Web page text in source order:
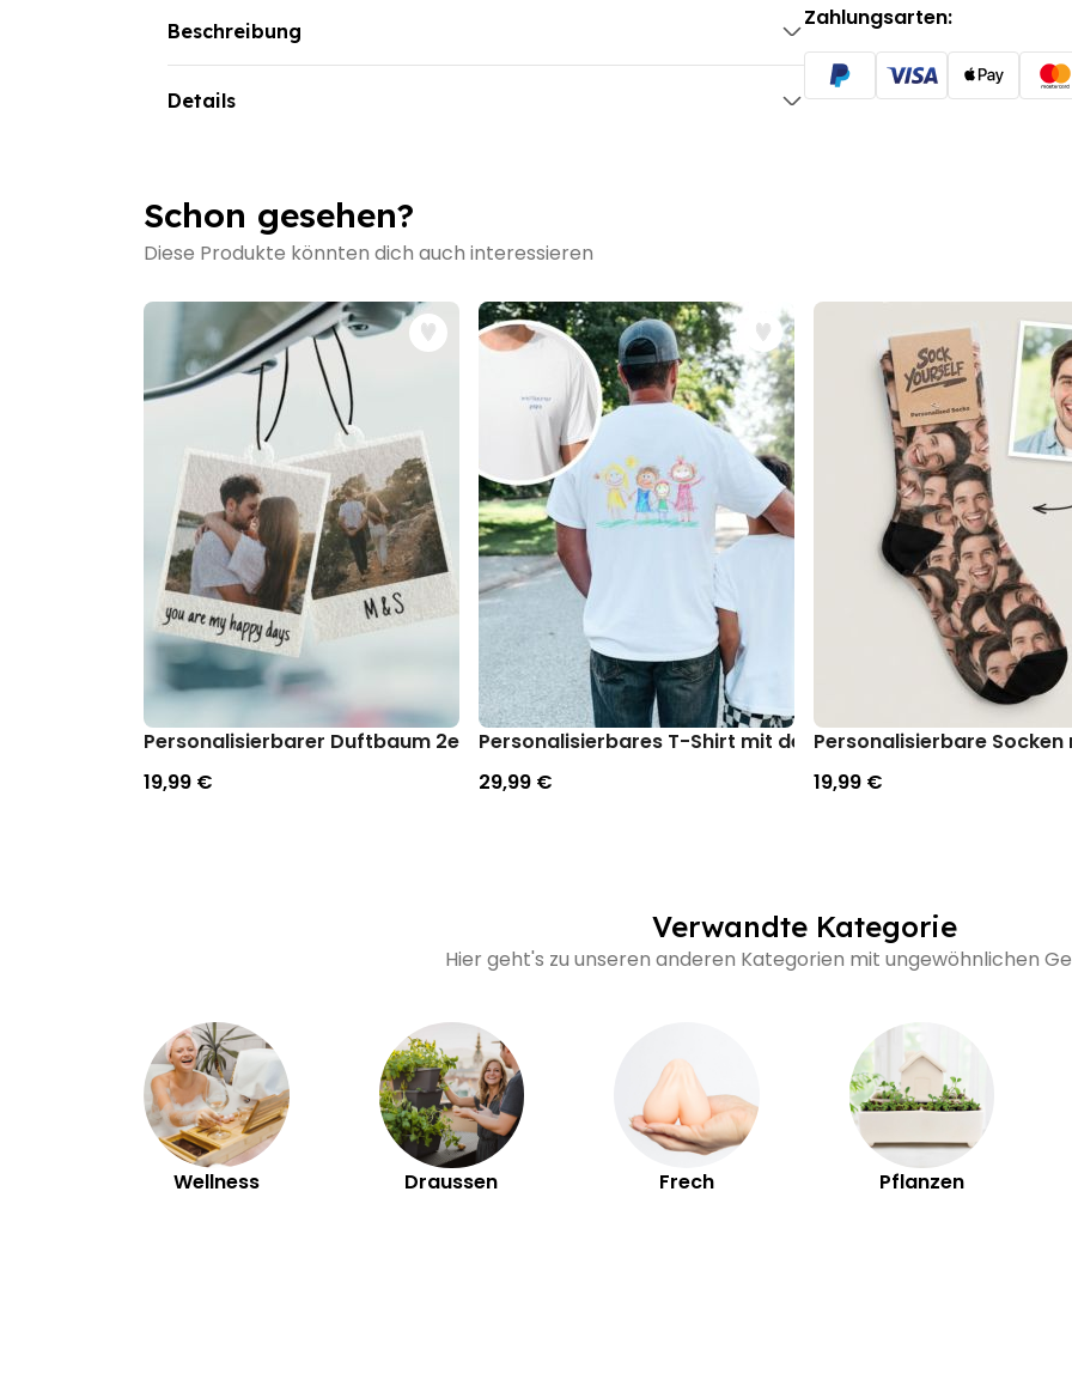
Beschreibung
Details
Zahlungsarten:
Schon gesehen?
Diese Produkte könnten dich auch interessieren
Personalisierbarer Duftbaum 2er Set im Polaroid-Look
19,99 €
Personalisierbares T-Shirt mit deiner Zeichnung vorne und
29,99 €
Personalisierbare Socken
19,99 €
Verwandte Kategorie
Hier geht's zu unseren anderen Kategorien mit ungewöhnlichen
Wellness Draussen Frech Pflanzen